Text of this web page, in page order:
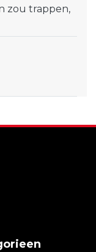
zou trappen,